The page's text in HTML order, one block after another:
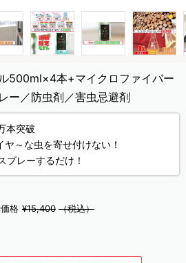
500ml×4本+マイクロファイバー
ー／防虫剤／害虫忌避剤
本突破
～な虫を寄せ付けない！
プレーするだけ！
格 ¥15,400 （税込）